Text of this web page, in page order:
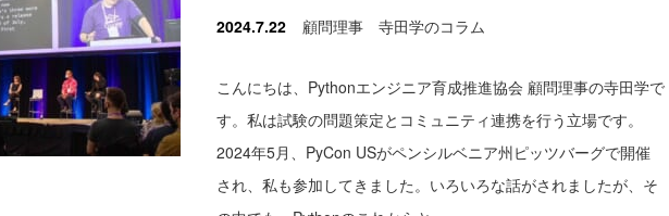
2024.7.22 顧問理事 寺田学のコラム
こんにちは、Pythonエンジニア育成推進協会 顧問理事の寺田学で
す。私は試験の問題策定とコミュニティ連携を行う立場です。
2024年5月、PyCon USがペンシルベニア州ピッツバーグで開催
され、私も参加してきました。いろいろな話がされましたが、そ